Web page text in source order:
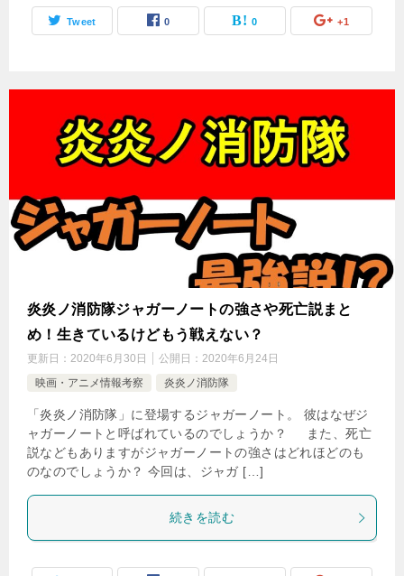
Tweet 0 0 +1
炎炎ノ消防隊ジャガーノートの強さや死亡説まと
め！生きているけどもう戦えない？
更新日： 2020年6月30日 公開日： 2020年6月24日
映画・アニメ情報考察
炎炎ノ消防隊
「炎炎ノ消防隊」に登場するジャガーノート。 彼はなぜジ
ャガーノートと呼ばれているのでしょうか？ また、死亡
説などもありますがジャガーノートの強さはどれほどのも
のなのでしょうか？ 今回は、ジャガ […]
続きを読む